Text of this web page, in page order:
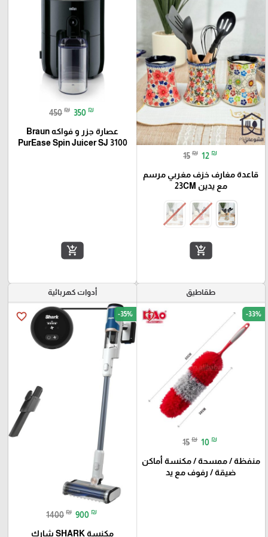
15 ₪ 12 ₪
قاعدة مغارف خزف مغربي مرسم
مع يدين 23CM
add_shopping_cart
450 ₪ 350 ₪
عصارة جزر و فواكه Braun
PurEase Spin Juicer SJ 3100
add_shopping_cart
طقاطيق
favorite_border -33%
15 ₪ 10 ₪
منفظة / ممسحة / مكنسة أماكن
ضيقة / رفوف مع يد
أدوات كهربائية
favorite_border -35%
1400 ₪ 900 ₪
مكنسة SHARK شارك